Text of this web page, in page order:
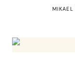
MIKAEL